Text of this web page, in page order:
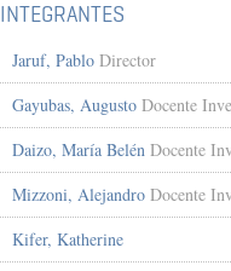
INTEGRANTES
Jaruf, Pablo Director
Gayubas, Augusto Docente
Daizo, María Belén Docente
Mizzoni, Alejandro Docente
Kifer, Katherine